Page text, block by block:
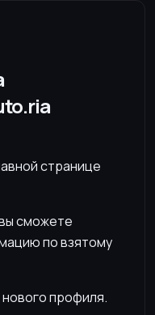
странице
сможете
по взятому
профиля.